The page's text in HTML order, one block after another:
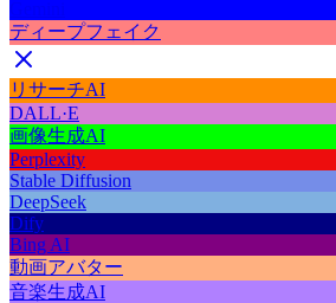
ディープフェイク
リサーチAI
DALL·E
画像生成AI
Perplexity
Stable Diffusion
DeepSeek
Dify
Bing AI
動画アバター
音楽生成AI